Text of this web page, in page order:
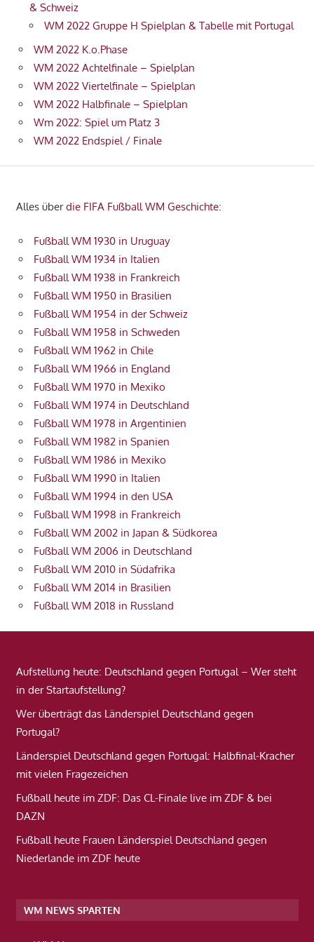
& Schweiz
WM 2022 Gruppe H Spielplan & Tabelle mit Portugal
WM 2022 K.o.Phase
WM 2022 Achtelfinale – Spielplan
WM 2022 Viertelfinale – Spielplan
WM 2022 Halbfinale – Spielplan
Wm 2022: Spiel um Platz 3
WM 2022 Endspiel / Finale
Alles überdie FIFA Fußball WM Geschichte:
Fußball WM 1930 in Uruguay
Fußball WM 1934 in Italien
Fußball WM 1938 in Frankreich
Fußball WM 1950 in Brasilien
Fußball WM 1954 in der Schweiz
Fußball WM 1958 in Schweden
Fußball WM 1962 in Chile
Fußball WM 1966 in England
Fußball WM 1970 in Mexiko
Fußball WM 1974 in Deutschland
Fußball WM 1978 in Argentinien
Fußball WM 1982 in Spanien
Fußball WM 1986 in Mexiko
Fußball WM 1990 in Italien
Fußball WM 1994 in den USA
Fußball WM 1998 in Frankreich
Fußball WM 2002 in Japan & Südkorea
Fußball WM 2006 in Deutschland
Fußball WM 2010 in Südafrika
Fußball WM 2014 in Brasilien
Fußball WM 2018 in Russland
Aufstellung heute: Deutschland gegen Portugal – Wer steht
in der Startaufstellung?
Wer überträgt das Länderspiel Deutschland gegen
Portugal?
Länderspiel Deutschland gegen Portugal: Halbfinal-Kracher
mit vielen Fragezeichen
Fußball heute im ZDF: Das CL-Finale live im ZDF & bei
DAZN
Fußball heute Frauen Länderspiel Deutschland gegen
Niederlande im ZDF heute
WM NEWS SPARTEN